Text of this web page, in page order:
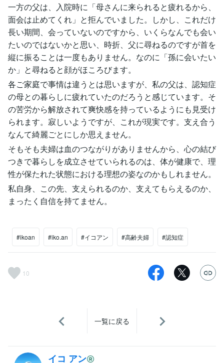
一方の父は、入院時に「母さんに来られると疲れるから、
面会は止めてくれ」と拒んでいました。しかし、これだけ
長い期間、会っていないのですから、いくらなんでも会い
たいのではないかと思い、時折、父に尋ねるのですが首を
縦に振ることは一度もありません。なのに「孫に会いたい
か」と尋ねると顔がほころびます。
各ご家庭で事情は違うとは思いますが、私の父は、認知症
の母との暮らしに疲れていたのだろうと感じています。そ
の苦労から解放されて爽快感を持っているようにも見受け
られます。寂しいようですが、これが現実です。支え合う
なんて綺麗ごとにしか思えません。
そもそも夫婦は血のつながりがありませんから、心の結び
つきで暮らしを成立させていられるのは、体が健康で、理
性が保たれた状態における理想の姿なのかもしれません。
私自身、この先、支えられるのか、支えてもらえるのか、
まったく自信を持てません。
#ikoan #iko.an #イコアン #高齢夫婦 #認知症
10
一覧に戻る
イコ アン